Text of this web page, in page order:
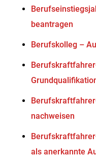
beantragen
Berufskolleg –
nachweisen
als anerkannte